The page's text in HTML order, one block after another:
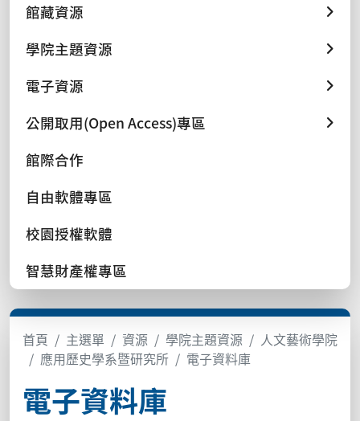
館藏資源
學院主題資源
電子資源
公開取用(Open Access)專區
館際合作
自由軟體專區
校園授權軟體
智慧財產權專區
首頁 主選單 資源 學院主題資源
人文藝術學院
應用歷史學系暨研究所
電子資料庫
電子資料庫